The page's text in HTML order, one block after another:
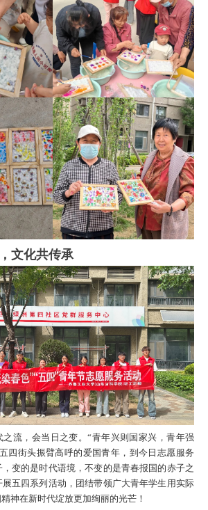
文化共传承
之流，会当日之变。“青年兴则国家兴，青年强
四街头振臂高呼的爱国青年，到今日志愿服务
变的是时代语境，不变的是青春报国的赤子之
五四系列活动，团结带领广大青年学生用实际
神在新时代绽放更加绚丽的光芒！